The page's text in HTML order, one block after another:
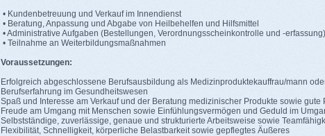
• Kundenbetreuung und Verkauf im Innendienst
• Beratung, Anpassung und Abgabe von Heilbehelfen und Hilfsmittel
• Administrative Aufgaben (Bestellungen, Verordnungsscheinkontrolle und -erfassung)
• Teilnahme an Weiterbildungsmaßnahmen
Voraussetzungen:
Erfolgreich abgeschlossene Berufsausbildung als
Berufserfahrung im Gesundheitswesen
Spaß und Interesse am Verkauf und der Beratung medizinischer Produkte sowie
Freude am Umgang mit Menschen sowie Einfühlungsvermögen und Geduld im
Selbstständige, zuverlässige, genaue und strukturierte Arbeitsweise sowie
Flexibilität, Schnelligkeit, körperliche Belastbarkeit sowie gepflegtes Äußeres